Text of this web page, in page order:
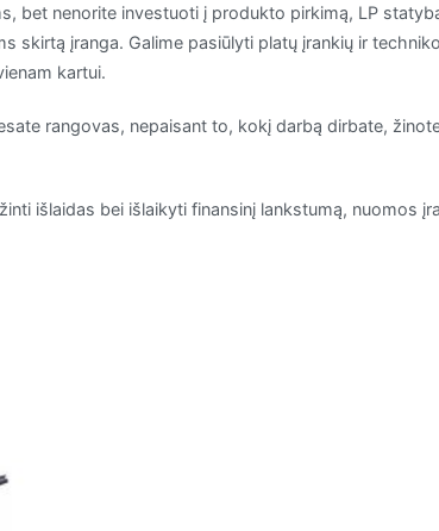
bet nenorite investuoti į produkto pirkimą, LP
skirtą įranga. Galime pasiūlyti platų įrankių ir
kartui.
rangovas, nepaisant to, kokį darbą dirbate,
išlaidas bei išlaikyti finansinį lankstumą, nuomos